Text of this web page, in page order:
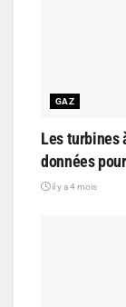
GAZ
Les turbines
données
il y a 4 mois